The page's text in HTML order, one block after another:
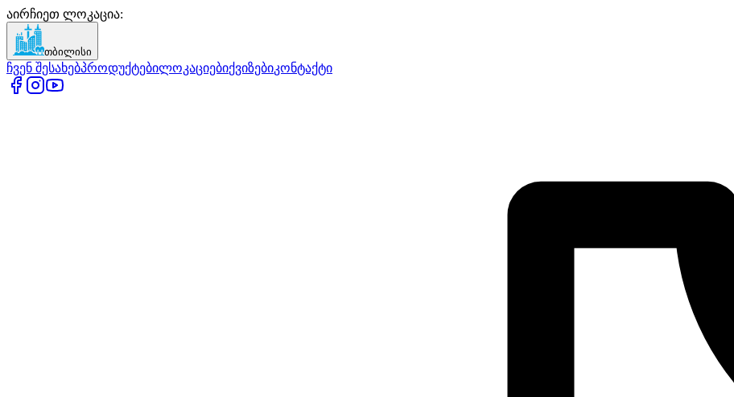
აირჩიეთ ლოკაცია:
თბილისი
ჩვენ შესახებპროდუქტებილოკაციებიქვიზებიკონტაქტი